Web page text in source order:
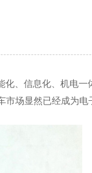
、信息化、机电
场显然已经成为